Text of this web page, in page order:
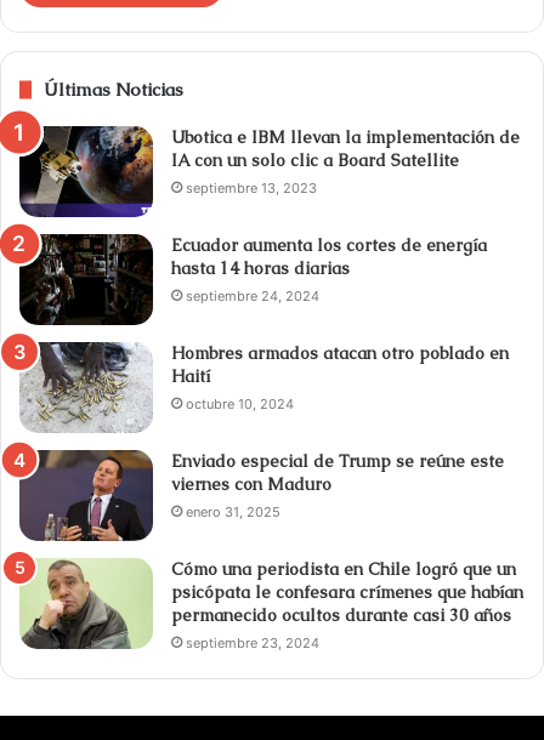
Últimas Noticias
Ubotica e IBM llevan la implementación de
IA con un solo clic a Board Satellite
septiembre 13, 2023
Ecuador aumenta los cortes de energía
hasta 14 horas diarias
septiembre 24, 2024
Hombres armados atacan otro poblado en
Haití
octubre 10, 2024
Enviado especial de Trump se reúne este
viernes con Maduro
enero 31, 2025
Cómo una periodista en Chile logró que un
psicópata le confesara crímenes que habían
permanecido ocultos durante casi 30 años
septiembre 23, 2024